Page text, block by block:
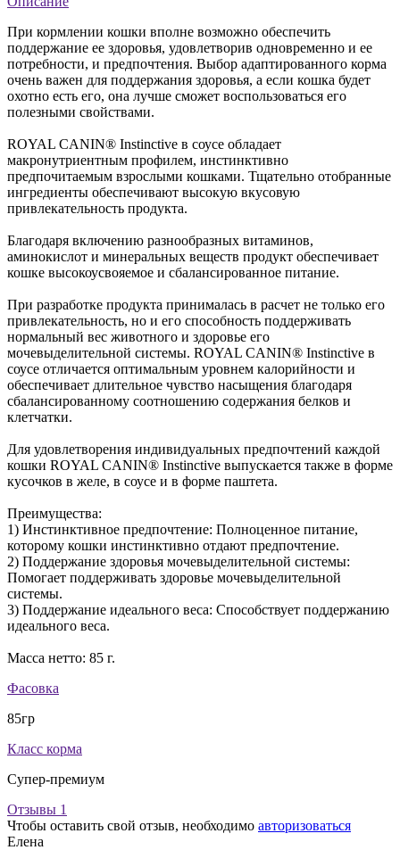
При кормлении кошки вполне возможно обеспечить
поддержание ее здоровья, удовлетворив одновременно и ее
потребности, и предпочтения. Выбор адаптированного корма
очень важен для поддержания здоровья, а если кошка будет
охотно есть его, она лучше сможет воспользоваться его
полезными свойствами.
ROYAL CANIN® Instinctive в соусе обладает
макронутриентным профилем, инстинктивно
предпочитаемым взрослыми кошками. Тщательно отобранные
ингредиенты обеспечивают высокую вкусовую
привлекательность продукта.
Благодаря включению разнообразных витаминов,
аминокислот и минеральных веществ продукт обеспечивает
кошке высокоусвояемое и сбалансированное питание.
При разработке продукта принималась в расчет не только его
привлекательность, но и его способность поддерживать
нормальный вес животного и здоровье его
мочевыделительной системы. ROYAL CANIN® Instinctive в
соусе отличается оптимальным уровнем калорийности и
обеспечивает длительное чувство насыщения благодаря
сбалансированному соотношению содержания белков и
клетчатки.
Для удовлетворения индивидуальных предпочтений каждой
кошки ROYAL CANIN® Instinctive выпускается также в форме
кусочков в желе, в соусе и в форме паштета.
Преимущества:
1) Инстинктивное предпочтение: Полноценное питание,
которому кошки инстинктивно отдают предпочтение.
2) Поддержание здоровья мочевыделительной системы:
Помогает поддерживать здоровье мочевыделительной
системы.
3) Поддержание идеального веса: Способствует поддержанию
идеального веса.
Масса нетто: 85 г.
Фасовка
85гр
Класс корма
Супер-премиум
Отзывы 1
Чтобы оставить свой отзыв, необходимо авторизоваться
Елена